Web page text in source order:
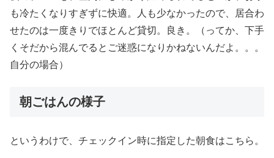
も冷たくなりすぎずに快適。人も少なかったので、居合わ
せたのは一度きりでほとんど貸切。良き。（ってか、下手
くそだから混んでるとご迷惑になりかねないんだよ。。。
自分の場合）
朝ごはんの様子
というわけで、チェックイン時に指定した朝食はこちら。